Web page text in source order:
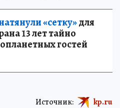
«сетку»для
13 лет тайно
гостей
Источник: kp.ru